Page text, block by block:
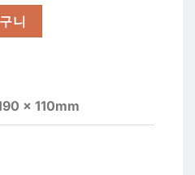
개 실링용기블랙/화이트 수량
니
x 110mm